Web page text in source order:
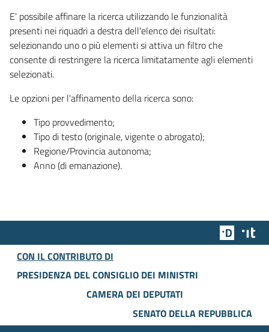
E' possibile affinare la ricerca utilizzando le funzionalità
presenti nei riquadri a destra dell'elenco dei risultati:
selezionando uno o più elementi si attiva un filtro che
consente di restringere la ricerca limitatamente agli elementi
selezionati.
Le opzioni per l'affinamento della ricerca sono:
Tipo provvedimento;
Tipo di testo (originale, vigente o abrogato);
Regione/Provincia autonoma;
Anno (di emanazione).
Team
CON IL CONTRIBUTO DI
PRESIDENZA DEL CONSIGLIO DEI MINISTRI
CAMERA DEI DEPUTATI
SENATO DELLA REPUBBLICA